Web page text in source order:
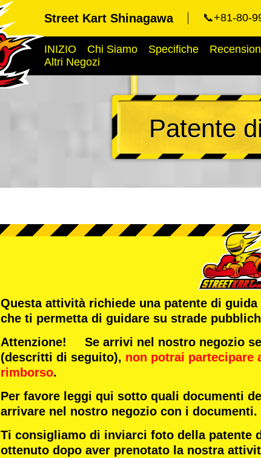
Street Kart Shinagawa 📞+81-80-
INIZIO Chi Siamo Specifiche
Altri Negozi
Patente
Questa attività richiede una patente di
che ti permetta di guidare su strade
Attenzione! Se arrivi nel nostro negozio
(descritti di seguito), non potrai partecipare
rimborso.
Per favore leggi qui sotto quali documenti
arrivare nel nostro negozio con i documenti.
Ti consigliamo di inviarci foto della patente
ottenuto dopo aver prenotato la nostra